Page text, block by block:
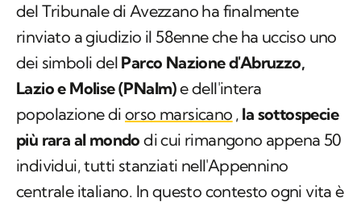
del Tribunale di Avezzano ha finalmente
rinviato a giudizio il 58enne che ha ucciso uno
dei simboli del Parco Nazione d'Abruzzo,
Lazio e Molise (PNalm)e dell'intera
popolazione di orso marsicano , la sottospecie
più rara al mondo di cui rimangono appena 50
individui, tutti stanziati nell'Appennino
centrale italiano. In questo contesto ogni vita è